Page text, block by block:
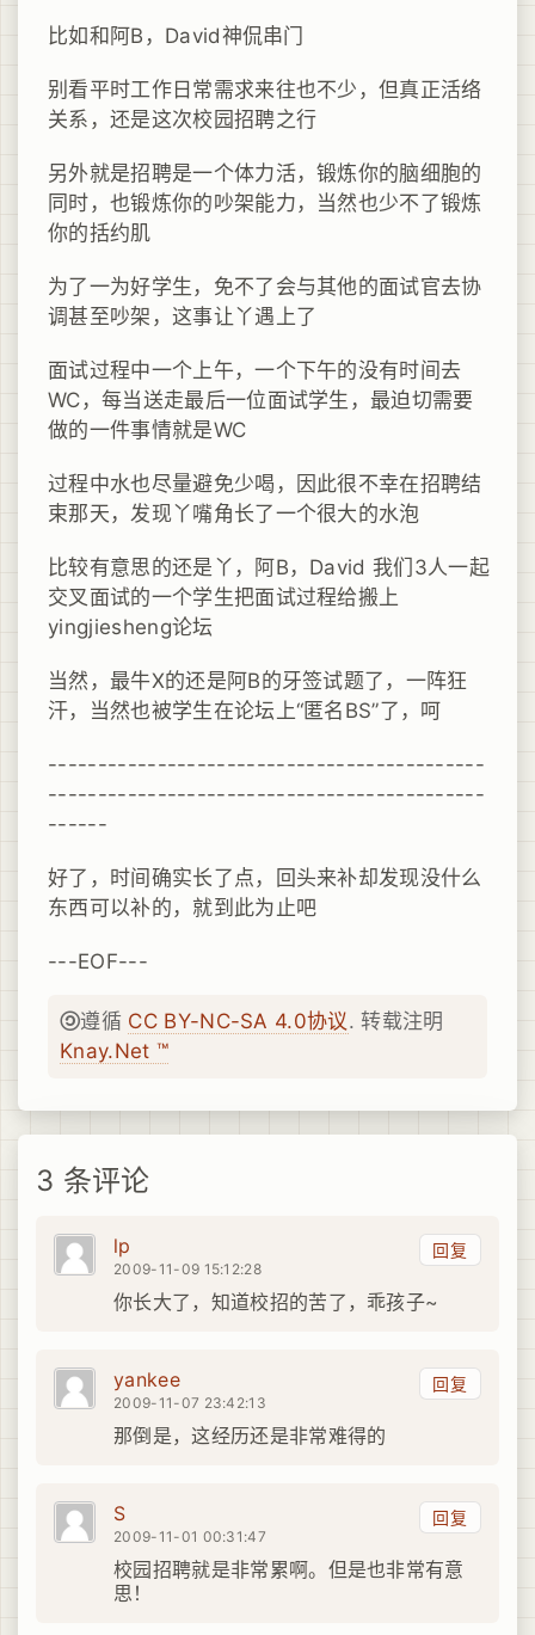
比如和阿B，David神侃串门
别看平时工作日常需求来往也不少，但真正活络
关系，还是这次校园招聘之行
另外就是招聘是一个体力活，锻炼你的脑细胞的
同时，也锻炼你的吵架能力，当然也少不了锻炼
你的括约肌
为了一为好学生，免不了会与其他的面试官去协
调甚至吵架，这事让丫遇上了
面试过程中一个上午，一个下午的没有时间去
WC，每当送走最后一位面试学生，最迫切需要
做的一件事情就是WC
过程中水也尽量避免少喝，因此很不幸在招聘结
束那天，发现丫嘴角长了一个很大的水泡
比较有意思的还是丫，阿B，David 我们3人一起
交叉面试的一个学生把面试过程给搬上
yingjiesheng论坛
当然，最牛X的还是阿B的牙签试题了，一阵狂
汗，当然也被学生在论坛上“匿名BS”了，呵
--------------------------------------------
--------------------------------------------
------
好了，时间确实长了点，回头来补却发现没什么
东西可以补的，就到此为止吧
---EOF---
遵循 CC BY-NC-SA 4.0协议. 转载注明
Knay.Net ™
3 条评论
回复
lp
2009-11-09 15:12:28
你长大了，知道校招的苦了，乖孩子~
回复
yankee
2009-11-07 23:42:13
那倒是，这经历还是非常难得的
回复
S
2009-11-01 00:31:47
校园招聘就是非常累啊。但是也非常有意
思！